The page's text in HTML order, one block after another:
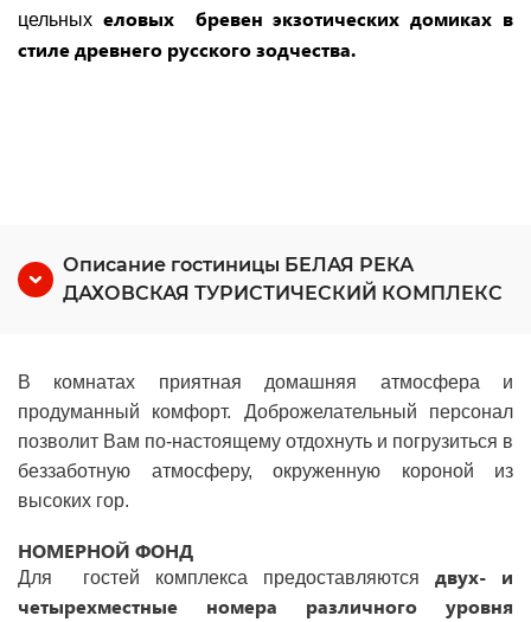
цельных еловых бревен экзотических домиках в
стиле древнего русского зодчества.
Описание гостиницы БЕЛАЯ РЕКА
ДАХОВСКАЯ ТУРИСТИЧЕСКИЙ КОМПЛЕКС
В комнатах приятная домашняя атмосфера и
продуманный комфорт. Доброжелательный персонал
позволит Вам по-настоящему отдохнуть и погрузиться в
беззаботную атмосферу, окруженную короной из
высоких гор.
НОМЕРНОЙ ФОНД
Для гостей комплекса предоставляются двух- и
четырехместные номера различного уровня